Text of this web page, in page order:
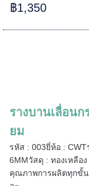
฿1,350
รางบานเลื่อนก
ยม
รหัส : 003ยี่ห้อ :
6MMวัสดุ : ทองเหลือ
คุณภาพการผลิตทุกขั้น